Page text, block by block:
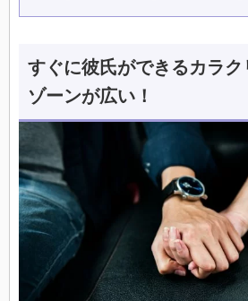
すぐに彼氏ができるカラク
ゾーンが広い！